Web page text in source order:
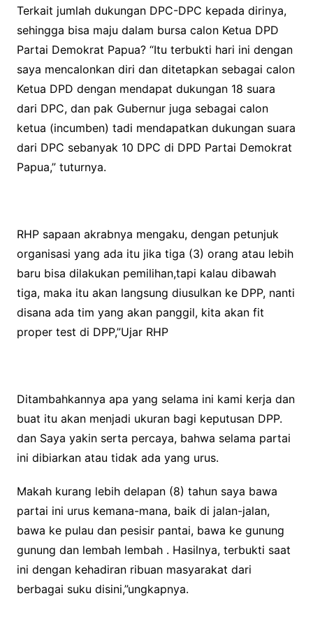
Terkait jumlah dukungan DPC-DPC kepada dirinya,
sehingga bisa maju dalam bursa calon Ketua DPD
Partai Demokrat Papua? “Itu terbukti hari ini dengan
saya mencalonkan diri dan ditetapkan sebagai calon
Ketua DPD dengan mendapat dukungan 18 suara
dari DPC, dan pak Gubernur juga sebagai calon
ketua (incumben) tadi mendapatkan dukungan suara
dari DPC sebanyak 10 DPC di DPD Partai Demokrat
Papua,” tuturnya.
RHP sapaan akrabnya mengaku, dengan petunjuk
organisasi yang ada itu jika tiga (3) orang atau lebih
baru bisa dilakukan pemilihan,tapi kalau dibawah
tiga, maka itu akan langsung diusulkan ke DPP, nanti
disana ada tim yang akan panggil, kita akan fit
proper test di DPP,”Ujar RHP
Ditambahkannya apa yang selama ini kami kerja dan
buat itu akan menjadi ukuran bagi keputusan DPP.
dan Saya yakin serta percaya, bahwa selama partai
ini dibiarkan atau tidak ada yang urus.
Makah kurang lebih delapan (8) tahun saya bawa
partai ini urus kemana-mana, baik di jalan-jalan,
bawa ke pulau dan pesisir pantai, bawa ke gunung
gunung dan lembah lembah . Hasilnya, terbukti saat
ini dengan kehadiran ribuan masyarakat dari
berbagai suku disini,”ungkapnya.